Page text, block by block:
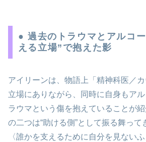
● 過去のトラウマとアルコ
える立場”で抱えた影
アイリーンは、物語上「精神科医／
立場にありながら、同時に自身もア
ラウマという傷を抱えていることが
の二つは“助ける側”として振る舞って
〈誰かを支えるために自分を見ない